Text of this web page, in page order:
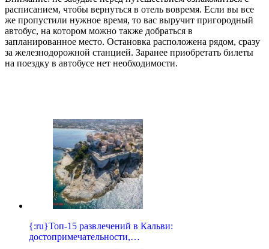
расписанием, чтобы вернуться в отель вовремя. Если вы все
же пропустили нужное время, то вас выручит пригородный
автобус, на котором можно также добраться в
запланированное место. Остановка расположена рядом, сразу
за железнодорожной станцией. Заранее приобретать билеты
на поездку в автобусе нет необходимости.
{:ru}Топ-15 развлечений в Кальви:
достопримечательности,…